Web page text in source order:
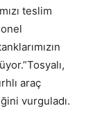
teslim
araç
vurguladı.